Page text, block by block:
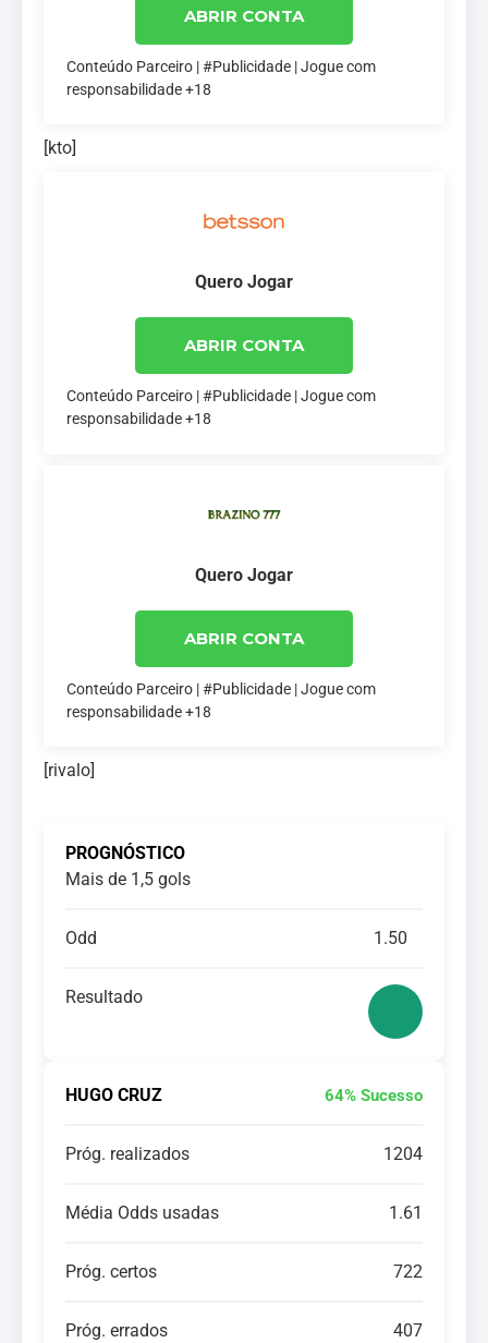
ABRIR CONTA
Conteúdo Parceiro | #Publicidade | Jogue com
responsabilidade +18
[kto]
Quero Jogar
ABRIR CONTA
Conteúdo Parceiro | #Publicidade | Jogue com
responsabilidade +18
Quero Jogar
ABRIR CONTA
Conteúdo Parceiro | #Publicidade | Jogue com
responsabilidade +18
[rivalo]
PROGNÓSTICO
Mais de 1,5 gols
Odd 1.50
Resultado
HUGO CRUZ 64% Sucesso
Próg. realizados 1204
Média Odds usadas 1.61
Próg. certos 722
Próg. errados 407